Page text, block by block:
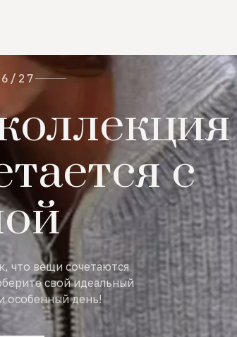
27
с
что вещи сочетаются
свой идеальный
особенный день!